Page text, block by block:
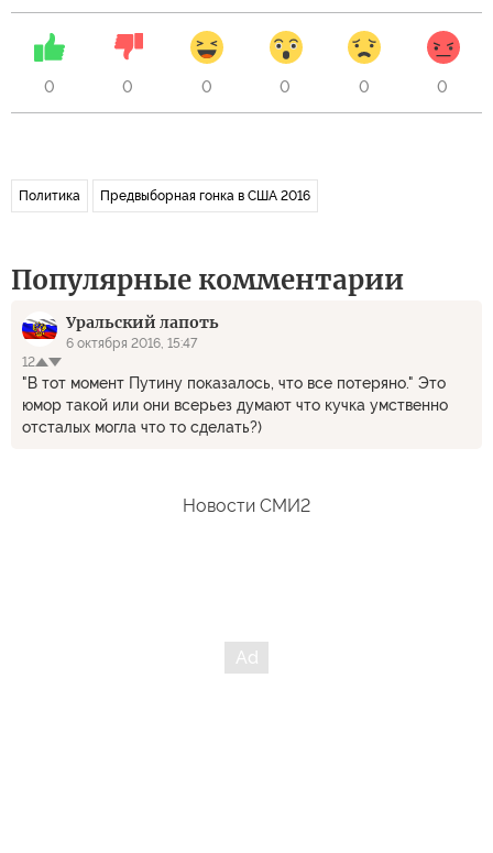
0 0 0 0 0 0
Политика Предвыборная гонка в США 2016
Популярные комментарии
Уральский лапоть
6 октября 2016, 15:47
12
"В тот момент Путину показалось, что все потеряно." Это
юмор такой или они всерьез думают что кучка умственно
отсталых могла что то сделать?)
Новости СМИ2